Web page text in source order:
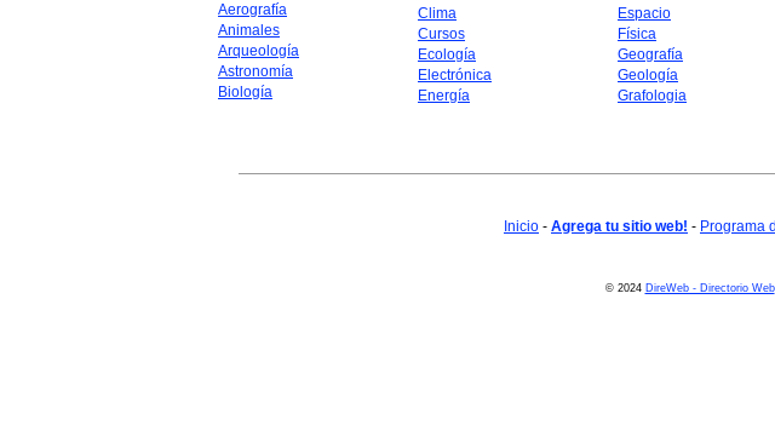
Aerografía
Animales
Arqueología
Astronomía
Biología
Clima
Cursos
Ecología
Electrónica
Energía
Espacio
Física
Geografía
Geología
Grafologia
Inicio - Agrega tu sitio web! - Programa
© 2024 DireWeb - Directorio Web